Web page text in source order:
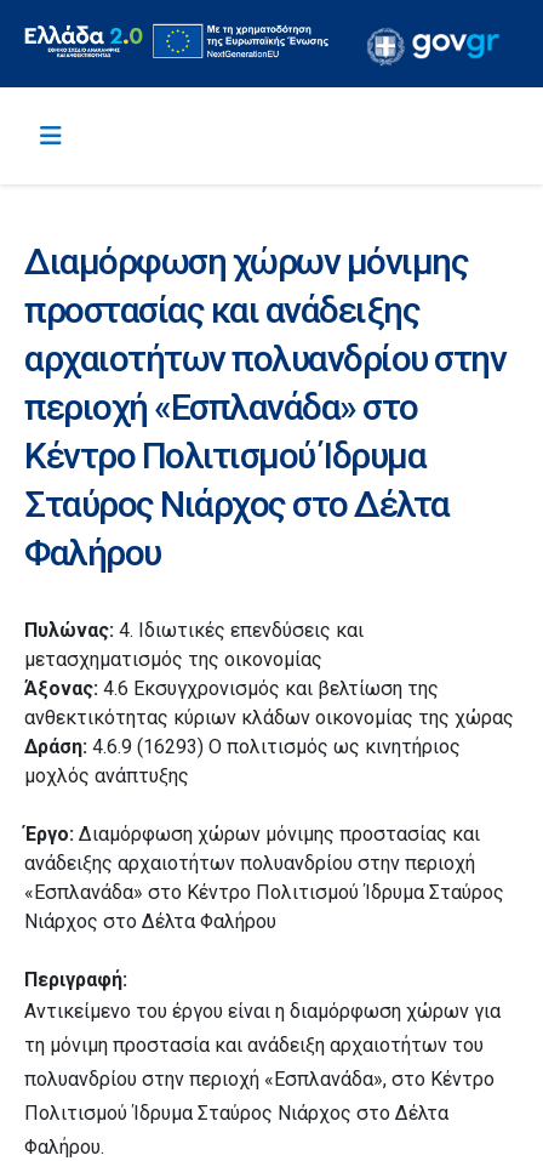
Διαμόρφωση χώρων μόνιμης
προστασίας και ανάδειξης
αρχαιοτήτων πολυανδρίου στην
περιοχή «Εσπλανάδα» στο
Κέντρο Πολιτισμού Ίδρυμα
Σταύρος Νιάρχος στο Δέλτα
Φαλήρου
Πυλώνας: 4. Ιδιωτικές επενδύσεις και
μετασχηματισμός της οικονομίας
Άξονας: 4.6 Εκσυγχρονισμός και βελτίωση της
ανθεκτικότητας κύριων κλάδων οικονομίας της χώρας
Δράση: 4.6.9 (16293) Ο πολιτισμός ως κινητήριος
μοχλός ανάπτυξης
Έργο: Διαμόρφωση χώρων μόνιμης προστασίας και
ανάδειξης αρχαιοτήτων πολυανδρίου στην περιοχή
«Εσπλανάδα» στο Κέντρο Πολιτισμού Ίδρυμα Σταύρος
Νιάρχος στο Δέλτα Φαλήρου
Περιγραφή:
Αντικείμενο του έργου είναι η διαμόρφωση χώρων για
τη μόνιμη προστασία και ανάδειξη αρχαιοτήτων του
πολυανδρίου στην περιοχή «Εσπλανάδα», στο Κέντρο
Πολιτισμού Ίδρυμα Σταύρος Νιάρχος στο Δέλτα
Φαλήρου.